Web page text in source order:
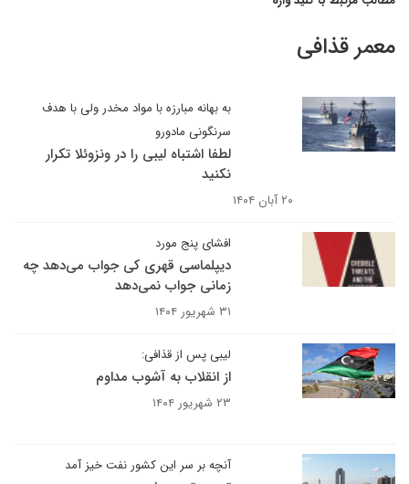
معمر قذافی
به بهانه مبارزه با مواد مخدر ولی با هدف
سرنگونی مادورو
لطفا اشتباه لیبی را در ونزوئلا تکرار
نکنید
۲۰ آبان ۱۴۰۴
افشای پنج مورد
دیپلماسی قهری کی جواب می‌دهد چه
زمانی جواب نمی‌دهد
۳۱ شهریور ۱۴۰۴
لیبی پس از قذافی:
از انقلاب به آشوب مداوم
۲۳ شهریور ۱۴۰۴
آنچه بر سر این کشور نفت خیز آمد